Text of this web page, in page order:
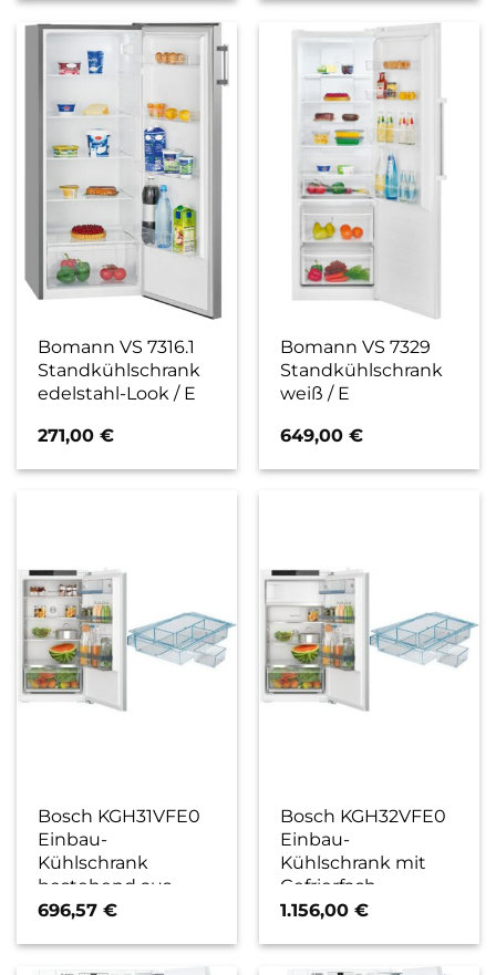
Bomann VS 7316.1
Standkühlschrank
edelstahl-Look / E
271,00€
Bomann VS 7329
Standkühlschrank
weiß / E
649,00€
Bosch KGH31VFE0
Einbau-
Kühlschrank
bestehend aus
KIR31VFE0 +
696,57€
Bosch KGH32VFE0
Einbau-
Kühlschrank mit
Gefrierfach
bestehend aus
KSZ10010 / E
1.156,00€